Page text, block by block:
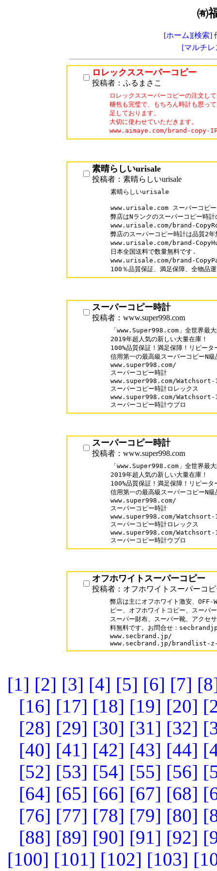
㈲
[ホーム][検索]
[マルチ
ロレックススーパーコピー
投稿者：ふるまさこ
ロレックススーパーコピーの注文し
梱包も完璧で、もちろん時計も思っ
足しております。
大切に使わせていただきます。
www.aimaye.com/brand-copy-
素晴らしいurisale
投稿者：素晴らしいurisale
素晴らしいurisale
www.urisale.com スーパーコピー
弊店はNランクのスーパーコピー時
www.urisale.com/brand-
弊店のスーパーコピー時計は品質2
www.urisale.com/brand-
日本全国送料で数量無料です.
www.urisale.com/brand-
スーパーコピー時計
投稿者：www.super998.com
「www.Super998.com」全世界最
2019年超人気の新しい大量在庫！
100%品質保証！満足保障！リピー
信用第一の最高級スーパーコピーN級
www.super998.com/
スーパーコピー時計
www.super998.com/
スーパーコピー時計ロレックス
www.super998.com/
スーパーコピー時計ウブロ
スーパーコピー時計
投稿者：www.super998.com
「www.Super998.com」全世界最
2019年超人気の新しい大量在庫！
100%品質保証！満足保障！リピー
信用第一の最高級スーパーコピーN級
www.super998.com/
スーパーコピー時計
www.super998.com/
スーパーコピー時計ロレックス
www.super998.com/
スーパーコピー時計ウブロ
オフホワイトスーパーコピー
投稿者：オフホワイトスーパーコ
弊店は主にオフホワイト激安、OFF-
ピー、オフホワイトコピー、スーパ
スーパー財布、スーパー靴、アクセ
料無料です。お問合せ：
www.secbrand.jp/
[1] [2] [3] [4] [5] [6] [7]
[16] [17] [18] [19] [20]
[28] [29] [30] [31] [32]
[40] [41] [42] [43] [44]
[52] [53] [54] [55] [56]
[64] [65] [66] [67] [68]
[76] [77] [78] [79] [80]
[88] [89] [90] [91] [92]
[100] [101] [102] [103]